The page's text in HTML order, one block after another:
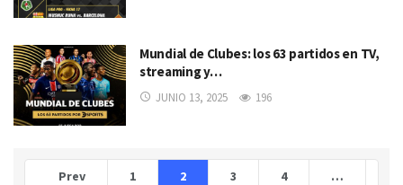
Mundial de Clubes: los 63 partidos en TV,
streaming y…
JUNIO 13, 2025 196
Prev 1 2 3 4 …